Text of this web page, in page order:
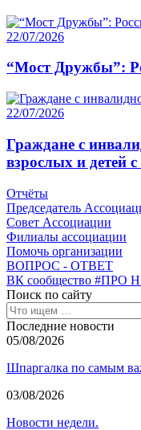
22/07/2026
“Мост Дружбы”:
22/07/2026
Граждане с
взрослых и детей
Отчёты
Председатель
Совет Ассоциации
Филиалы ассоциации
Помочь организации
ВОПРОС - ОТВЕТ
ВК сообщество #ПРО
Поиск по сайту
Последние новости
05/08/2026
Шпаргалка по самым
03/08/2026
Новости недели.